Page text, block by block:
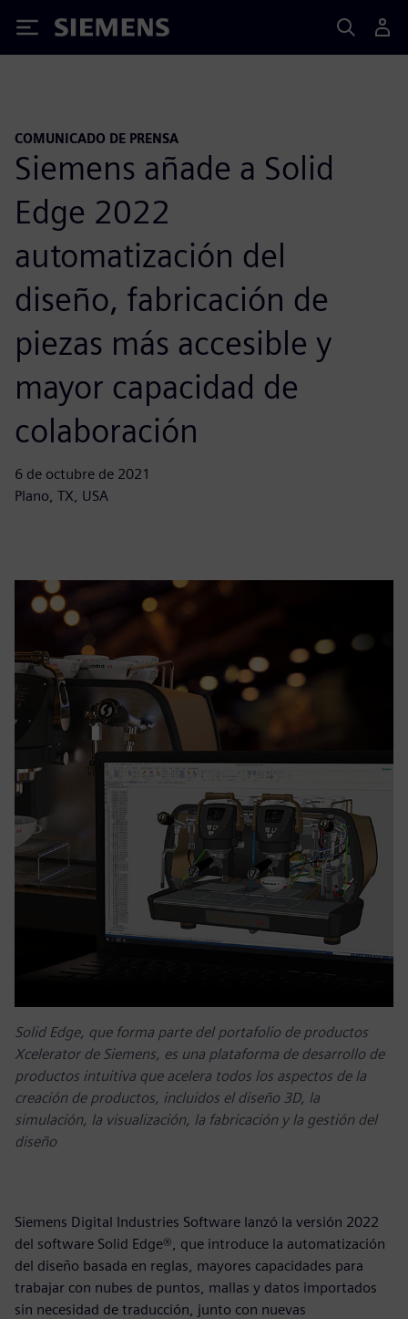
Siemens
COMUNICADO DE PRENSA
Siemens añade a Solid
Edge 2022
automatización del
diseño, fabricación de
piezas más accesible y
mayor capacidad de
colaboración
6 de octubre de 2021
Plano, TX, USA
Solid Edge, que forma parte del portafolio de productos
Xcelerator de Siemens, es una plataforma de desarrollo de
productos intuitiva que acelera todos los aspectos de la
creación de productos, incluidos el diseño 3D, la
simulación, la visualización, la fabricación y la gestión del
diseño
Siemens Digital Industries Software lanzó la versión 2022
del software Solid Edge®, que introduce la automatización
del diseño basada en reglas, mayores capacidades para
trabajar con nubes de puntos, mallas y datos importados
sin necesidad de traducción, junto con nuevas